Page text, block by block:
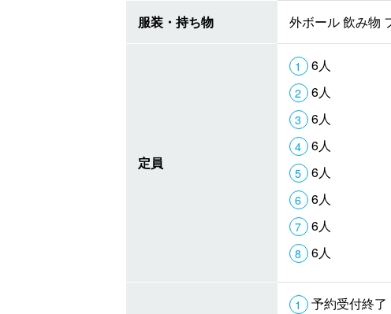
服装・持ち物 外ボール 飲み物
定員
6人
6人
6人
6人
6人
6人
6人
6人
予約受付終了